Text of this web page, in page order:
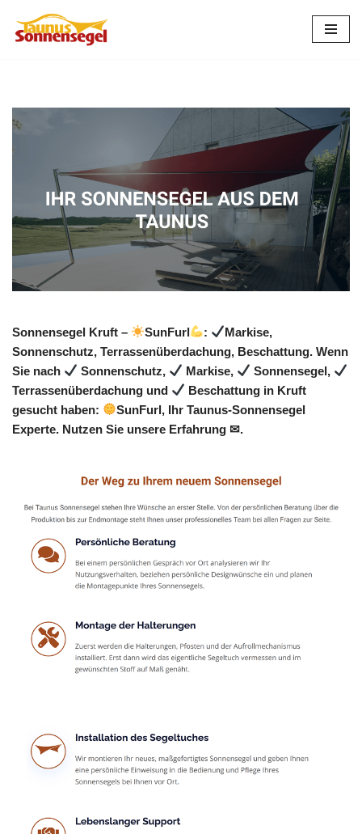
Zum
Sonnensegel Kruft – SunFurl :
Markise,
Sonnenschutz, Terrassenüberdachung, Beschattung. Wenn
Sie nach
Sonnenschutz, Markise,
Sonnensegel,
Terrassenüberdachung und
Beschattung in Kruft
gesucht haben:
SunFurl, Ihr Taunus-Sonnensegel
Experte. Nutzen Sie unsere Erfahrung ✉.